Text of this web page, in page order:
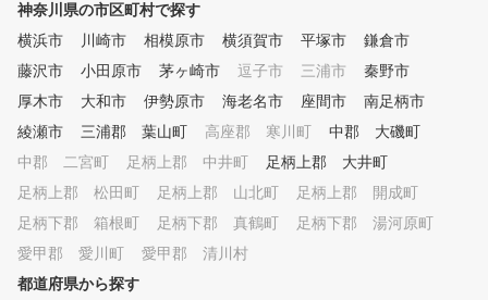
神奈川県の市区町村で探す
横浜市
川崎市 相模原市 横須賀市 平塚市
鎌倉市
藤沢市
小田原市 茅ヶ崎市 逗子市 三浦市
秦野市
厚木市
大和市 伊勢原市 海老名市 座間市
南足柄市
綾瀬市
三浦郡 葉山町 高座郡 寒川町
中郡 大磯町
中郡 二宮町
足柄上郡 中井町
足柄上郡 大井町
足柄上郡 松田町
足柄上郡 山北町
足柄上郡 開成町
足柄下郡 箱根町
足柄下郡 真鶴町
足柄下郡 湯河原町
愛甲郡 愛川町
愛甲郡 清川村
都道府県から探す